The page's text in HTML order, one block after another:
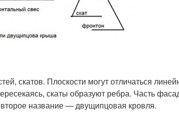
скатов. Плоскости могут отличаться
скаты образуют ребра. Часть
название — двущипцовая кровля.